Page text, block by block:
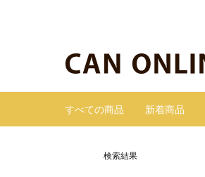
すべての商品 新着商品
検索結果